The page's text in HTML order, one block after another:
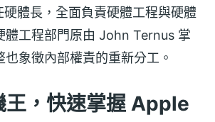
體長，全面負責硬體工程與硬體
體工程部門原由 John Ternus 掌
象徵內部權責的重新分工。
王，快速掌握 Apple